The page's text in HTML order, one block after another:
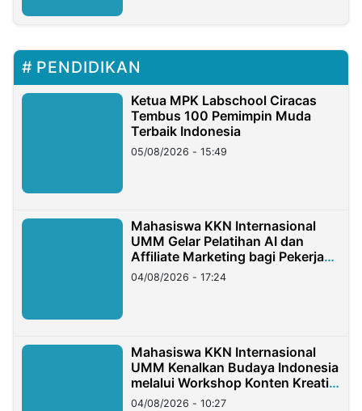
PENDIDIKAN
Ketua MPK Labschool Ciracas
Tembus 100 Pemimpin Muda
Terbaik Indonesia
05/08/2026 - 15:49
Mahasiswa KKN Internasional
UMM Gelar Pelatihan AI dan
Affiliate Marketing bagi Pekerja
Migran Indonesia di Taiwan
04/08/2026 - 17:24
Mahasiswa KKN Internasional
UMM Kenalkan Budaya Indonesia
melalui Workshop Konten Kreatif
di Taiwan
04/08/2026 - 10:27